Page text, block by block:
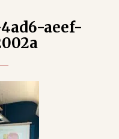
aeef-